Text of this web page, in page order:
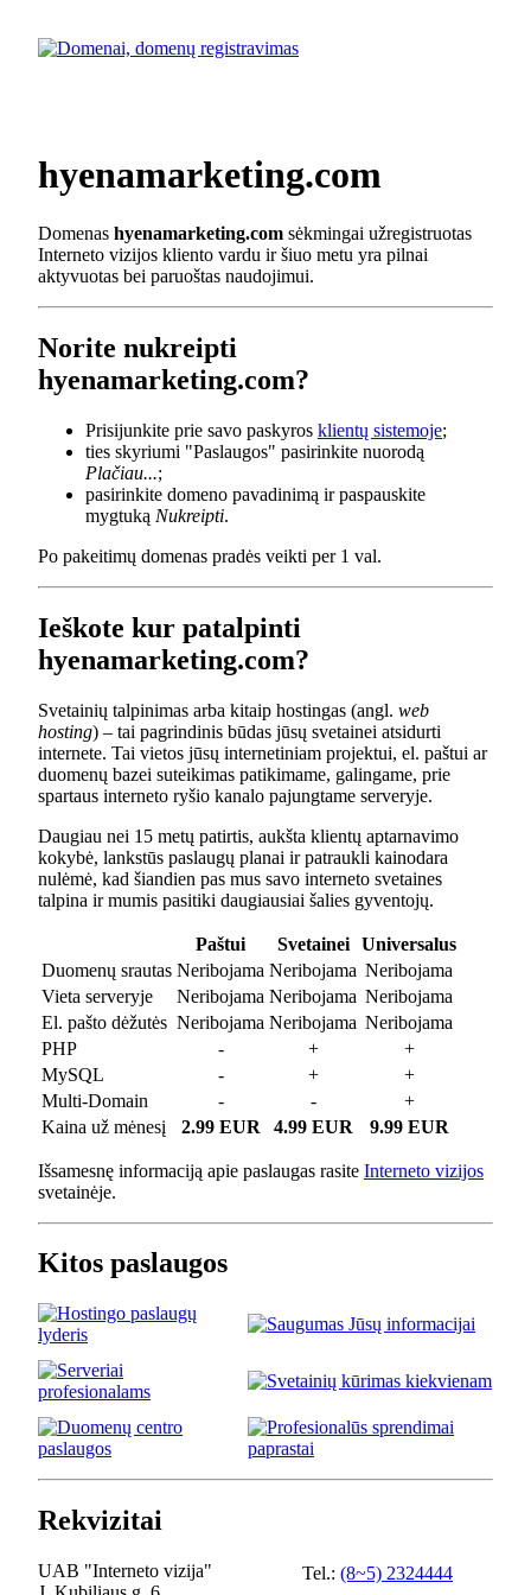
hyenamarketing.com
Domenas hyenamarketing.com sėkmingai užregistruotas
Interneto vizijos kliento vardu ir šiuo metu yra pilnai
aktyvuotas bei paruoštas naudojimui.
Norite nukreipti
hyenamarketing.com?
Prisijunkite prie savo paskyros klientų sistemoje;
ties skyriumi "Paslaugos" pasirinkite nuorodą
Plačiau...;
pasirinkite domeno pavadinimą ir paspauskite
mygtuką Nukreipti.
Po pakeitimų domenas pradės veikti per 1 val.
Ieškote kur patalpinti
hyenamarketing.com?
Svetainių talpinimas arba kitaip hostingas (angl. web
hosting) – tai pagrindinis būdas jūsų svetainei atsidurti
internete. Tai vietos jūsų internetiniam projektui, el. paštui ar
duomenų bazei suteikimas patikimame, galingame, prie
spartaus interneto ryšio kanalo pajungtame serveryje.
Daugiau nei 15 metų patirtis, aukšta klientų aptarnavimo
kokybė, lankstūs paslaugų planai ir patraukli kainodara
nulėmė, kad šiandien pas mus savo interneto svetaines
talpina ir mumis pasitiki daugiausiai šalies gyventojų.
Paštui Svetainei
Universalus
Duomenų srautas Neribojama Neribojama Neribojama
Vieta serveryje
Neribojama Neribojama Neribojama
El. pašto dėžutės Neribojama Neribojama Neribojama
PHP
- +
+
MySQL
- +
+
Multi-Domain
- -
+
Kaina už mėnesį
2.99 EUR 4.99 EUR 9.99 EUR
Išsamesnę informaciją apie paslaugas rasite Interneto vizijos
svetainėje.
Kitos paslaugos
Rekvizitai
UAB "Interneto vizija"
Tel.: (8~5) 2324444